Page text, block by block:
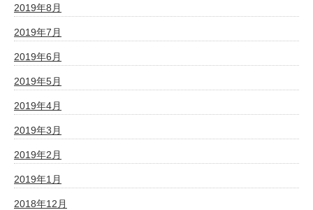
2019年8月
2019年7月
2019年6月
2019年5月
2019年4月
2019年3月
2019年2月
2019年1月
2018年12月